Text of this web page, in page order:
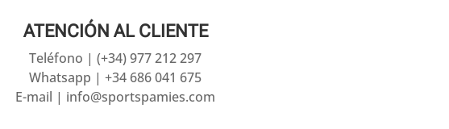
ATENCIÓN AL CLIENTE
Teléfono | (+34) 977 212 297
Whatsapp | +34 686 041 675
E-mail | info@sportspamies.com